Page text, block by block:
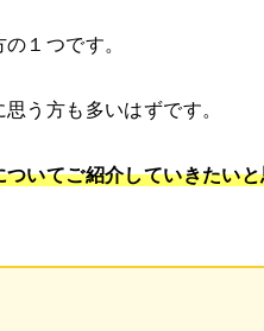
１つです。
う方も多いはずです。
いてご紹介していきたい